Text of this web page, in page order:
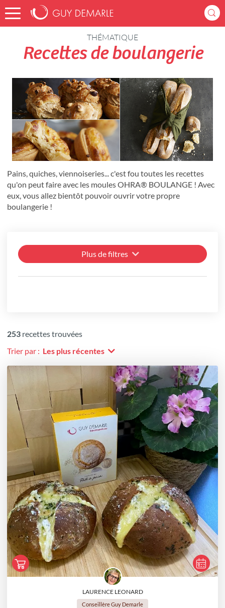
Accueil Recettes
THÉMATIQUE
Recettes de boulangerie
Pains, quiches, viennoiseries... c'est fou toutes les recettes
qu'on peut faire avec les moules OHRA® BOULANGE ! Avec
eux, vous allez bientôt pouvoir ouvrir votre propre
boulangerie !
Plus de filtres
253 recettes trouvées
Trier par : Les plus récentes
LAURENCE LEONARD
Conseillère Guy Demarle